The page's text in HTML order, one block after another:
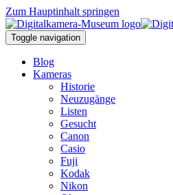
Zum Hauptinhalt springen
Toggle navigation
Blog
Kameras
Historie
Neuzugänge
Listen
Gesucht
Canon
Casio
Fuji
Kodak
Nikon